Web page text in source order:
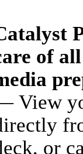
of
View
or